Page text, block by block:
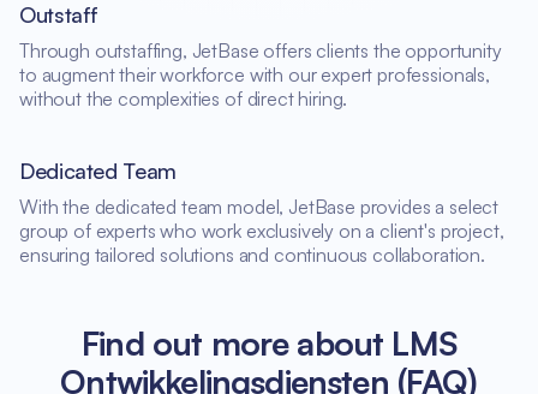
Outstaff
Through outstaffing, JetBase offers clients the opportunity
to augment their workforce with our expert professionals,
without the complexities of direct hiring.
Dedicated Team
With the dedicated team model, JetBase provides a select
group of experts who work exclusively on a client's project,
ensuring tailored solutions and continuous collaboration.
Find out more about LMS
Ontwikkelingsdiensten (FAQ)